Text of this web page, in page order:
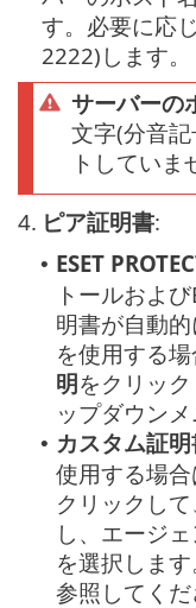
す。必要に応じ
2222)します。
サーバーの
文字(分音
トしていま
4. ピア証明書:
• ESET
トールおよ
明書が自動
を使用する場
明をクリッ
ップダウン
• カスタム証
使用する場合
クリックし
し、エージ
を選択します
参照してくだ